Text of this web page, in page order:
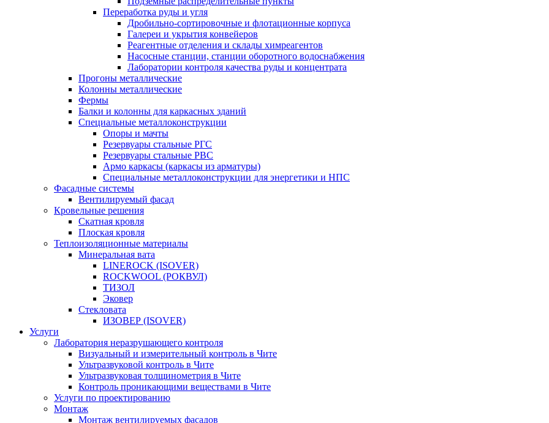
Переработка руды и угля
Дробильно-сортировочные и флотационные корпуса
Галереи и укрытия конвейеров
Реагентные отделения и склады химреагентов
Насосные станции, станции оборотного водоснабжения
Лаборатории контроля качества руды и концентрата
Прогоны металлические
Колонны металлические
Фермы
Балки и колонны для каркасных зданий
Специальные металлоконструкции
Опоры и мачты
Резервуары стальные РГС
Резервуары стальные РВС
Армо каркасы (каркасы из арматуры)
Специальные металлоконструкции для энергетики и НПС
Фасадные системы
Вентилируемый фасад
Кровельные решения
Скатная кровля
Плоская кровля
Теплоизоляцион­ные материалы
Минеральная вата
LINEROCK (ISOVER)
ROCKWOOL (РОКВУЛ)
ТИЗОЛ
Эковер
Стекловата
ИЗОВЕР (ISOVER)
Услуги
Лаборатория неразрушающего контроля
Визуальный и измерительный контроль в Чите
Ультразвуковой контроль в Чите
Ультразвуковая толщинометрия в Чите
Контроль проникающими веществами в Чите
Услуги по проектированию
Монтаж
Монтаж вентилируемых фасадов